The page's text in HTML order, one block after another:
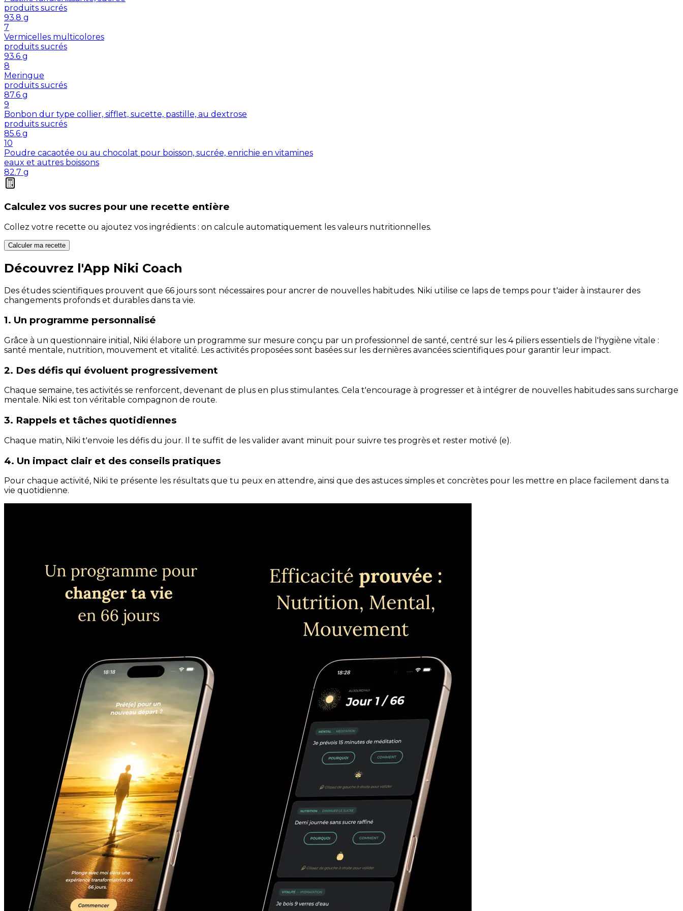
produits sucrés
93.8 g
7
Vermicelles multicolores
produits sucrés
93.6 g
8
Meringue
produits sucrés
87.6 g
9
Bonbon dur type collier, sifflet, sucette, pastille, au dextrose
produits sucrés
85.6 g
10
Poudre cacaotée ou au chocolat pour boisson, sucrée, enrichie en vitamines
eaux et autres boissons
82.7 g
Calculez vos sucres pour une recette entière
Collez votre recette ou ajoutez vos ingrédients : on calcule automatiquement les valeurs nutritionnelles.
Calculer ma recette
Découvrez l'App Niki Coach
Des études scientifiques prouvent que 66 jours sont nécessaires pour ancrer de nouvelles habitudes. Niki utilise ce laps de temps pour t'aider à instaurer des
changements profonds et durables dans ta vie.
1. Un programme personnalisé
Grâce à un questionnaire initial, Niki élabore un programme sur mesure conçu par un professionnel de santé, centré sur les 4 piliers essentiels de l'hygiène vitale :
santé mentale, nutrition, mouvement et vitalité. Les activités proposées sont basées sur les dernières avancées scientifiques pour garantir leur impact.
2. Des défis qui évoluent progressivement
Chaque semaine, tes activités se renforcent, devenant de plus en plus stimulantes. Cela t'encourage à progresser et à intégrer de nouvelles habitudes sans surcharge
mentale. Niki est ton véritable compagnon de route.
3. Rappels et tâches quotidiennes
Chaque matin, Niki t'envoie les défis du jour. Il te suffit de les valider avant minuit pour suivre tes progrès et rester motivé (e).
4. Un impact clair et des conseils pratiques
Pour chaque activité, Niki te présente les résultats que tu peux en attendre, ainsi que des astuces simples et concrètes pour les mettre en place facilement dans ta
vie quotidienne.